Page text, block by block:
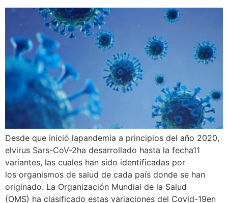
Desde que inició lapandemia a principios del año 2020,
elvirus Sars-CoV-2ha desarrollado hasta la fecha11
variantes, las cuales han sido identificadas por
los organismos de salud de cada país donde se han
originado. La Organización Mundial de la Salud
(OMS) ha clasificado estas variaciones del Covid-19en